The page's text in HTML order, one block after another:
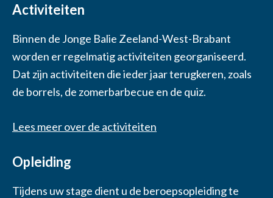
Activiteiten
Binnen de Jonge Balie Zeeland-West-Brabant
worden er regelmatig activiteiten georganiseerd.
Dat zijn activiteiten die ieder jaar terugkeren, zoals
de borrels, de zomerbarbecue en de quiz.
Lees meer over de activiteiten
Opleiding
Tijdens uw stage dient u de beroepsopleiding te